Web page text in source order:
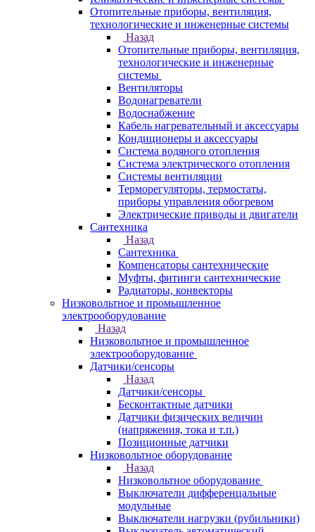
Отопительные приборы, вентиляция,
технологические и инженерные системы
Назад
Отопительные приборы, вентиляция,
технологические и инженерные
системы
Вентиляторы
Водонагреватели
Водоснабжение
Кабель нагревательный и аксессуары
Кондиционеры и аксессуары
Система водяного отопления
Система электрического отопления
Системы вентиляции
Терморегуляторы, термостаты,
приборы управления обогревом
Электрические приводы и двигатели
Сантехника
Назад
Сантехника
Компенсаторы сантехнические
Муфты, фитинги сантехнические
Радиаторы, конвекторы
Низковольтное и промышленное
электрооборудование
Назад
Низковольтное и промышленное
электрооборудование
Датчики/сенсоры
Назад
Датчики/сенсоры
Бесконтактные датчики
Датчики физических величин
(напряжения, тока и т.п.)
Позиционные датчики
Низковольтное оборудование
Назад
Низковольтное оборудование
Выключатели дифференцальные
модульные
Выключатели нагрузки (рубильники)